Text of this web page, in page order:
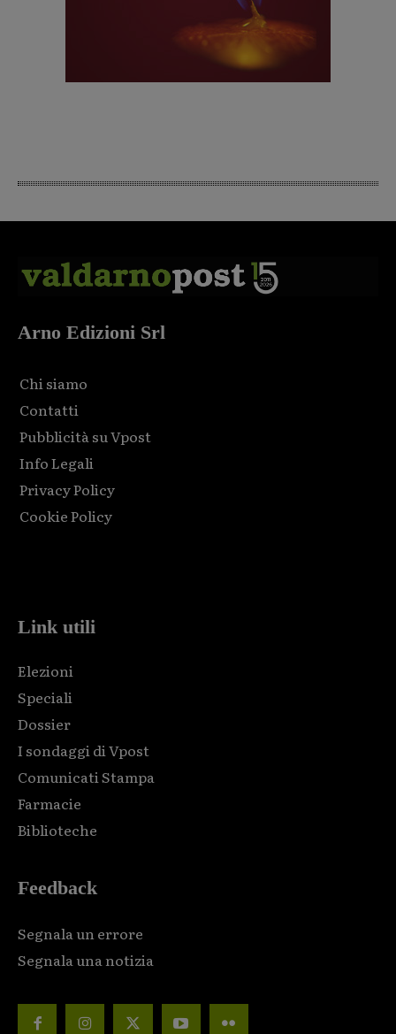
Arno Edizioni Srl
Chi siamo
Contatti
Pubblicità su Vpost
Info Legali
Privacy Policy
Cookie Policy
Link utili
Elezioni
Speciali
Dossier
I sondaggi di Vpost
Comunicati Stampa
Farmacie
Biblioteche
Feedback
Segnala un errore
Segnala una notizia